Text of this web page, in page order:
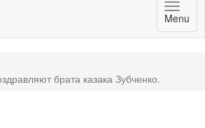
Menu
брата казака Зубченко.